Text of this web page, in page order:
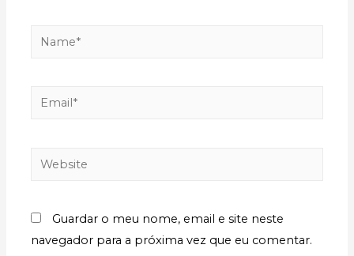
Guardar o meu nome, email e site neste
navegador para a próxima vez que eu comentar.